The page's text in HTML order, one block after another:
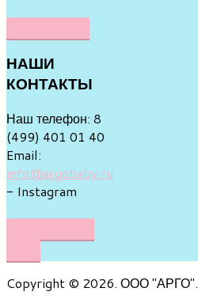
НАШИ
КОНТАКТЫ
Наш телефон: 8
(499) 401 01 40
Email:
info@argobaby.ru
- Instagram
Copyright © 2026. ООО "АРГО".